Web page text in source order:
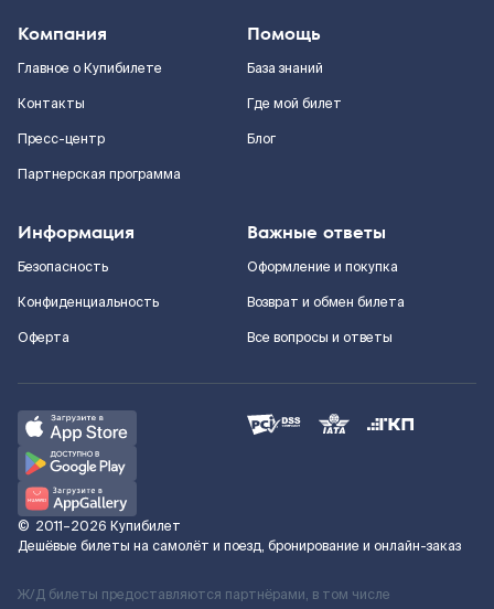
Компания
Главное о Купибилете
Контакты
Пресс-центр
Партнерская программа
Помощь
База знаний
Где мой билет
Блог
Информация
Безопасность
Конфиденциальность
Оферта
Важные ответы
Оформление и покупка
Возврат и обмен билета
Все вопросы и ответы
© 2011–2026 Купибилет
Дешёвые билеты на самолёт и поезд, бронирование и онлайн-заказ
Ж/Д билеты предоставляются партнёрами, в том числе